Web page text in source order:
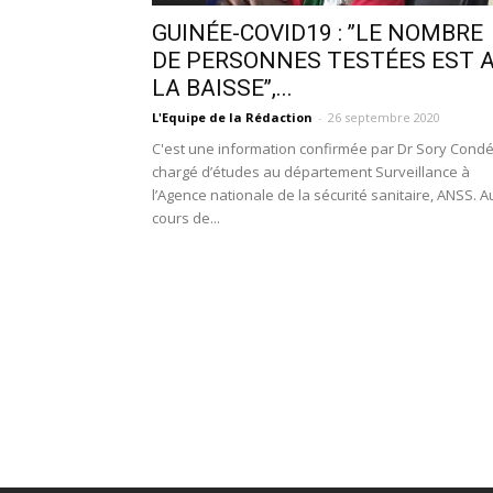
GUINÉE-COVID19 : ’’LE NOMBRE
DE PERSONNES TESTÉES EST
LA BAISSE’’,...
L'Equipe de la Rédaction - 26 septembre 2020
C'est une information confirmée par Dr Sory
chargé d’études au département Surveillance à
l’Agence nationale de la sécurité sanitaire, ANSS.
cours de...